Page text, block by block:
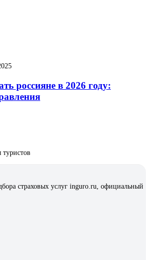
россияне в 2026 году:
туристов
страховых услуг inguro.ru, официальный